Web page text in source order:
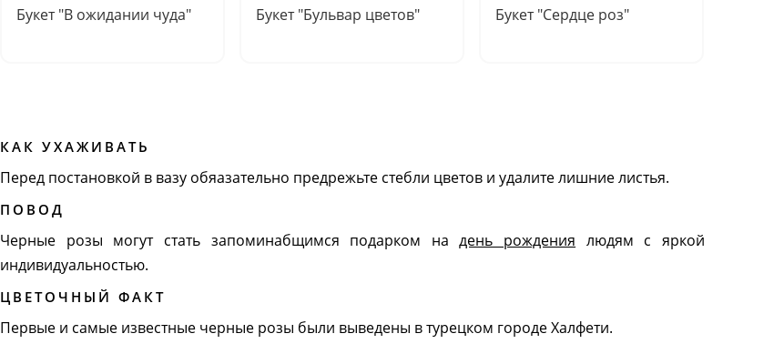
Букет "В ожидании чуда" Букет "Бульвар цветов" Букет "Сердце роз"
КАК УХАЖИВАТЬ
Перед постановкой в вазу обяазательно предрежьте стебли цветов и удалите лишние листья.
ПОВОД
Черные розы могут стать запоминабщимся подарком надень рождения людям с яркой
индивидуальностью.
ЦВЕТОЧНЫЙ ФАКТ
Первые и самые известные черные розы были выведены в турецком городе Халфети.